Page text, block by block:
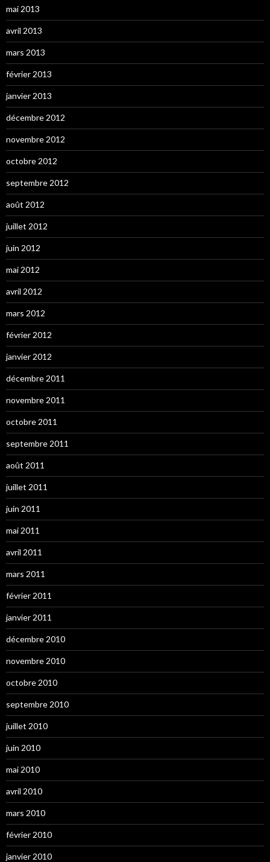
mai 2013
avril 2013
mars 2013
février 2013
janvier 2013
décembre 2012
novembre 2012
octobre 2012
septembre 2012
août 2012
juillet 2012
juin 2012
mai 2012
avril 2012
mars 2012
février 2012
janvier 2012
décembre 2011
novembre 2011
octobre 2011
septembre 2011
août 2011
juillet 2011
juin 2011
mai 2011
avril 2011
mars 2011
février 2011
janvier 2011
décembre 2010
novembre 2010
octobre 2010
septembre 2010
juillet 2010
juin 2010
mai 2010
avril 2010
mars 2010
février 2010
janvier 2010